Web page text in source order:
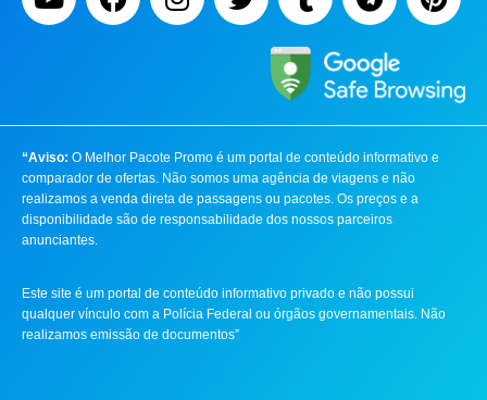
“Aviso: O Melhor Pacote Promo é um portal de conteúdo informativo e
comparador de ofertas. Não somos uma agência de viagens e não
realizamos a venda direta de passagens ou pacotes. Os preços e a
disponibilidade são de responsabilidade dos nossos parceiros
anunciantes.
Este site é um portal de conteúdo informativo privado e não possui
qualquer vínculo com a Polícia Federal ou órgãos governamentais. Não
realizamos emissão de documentos”